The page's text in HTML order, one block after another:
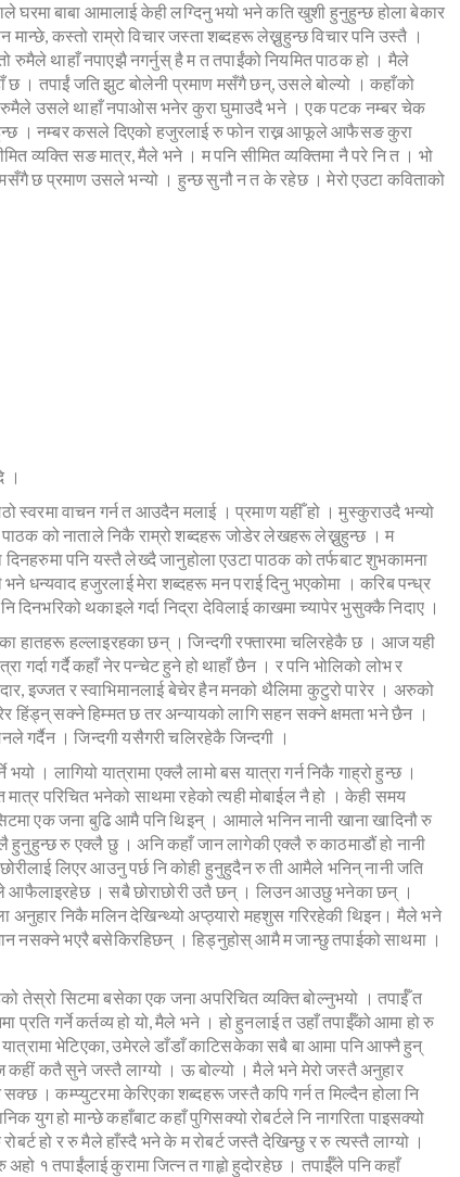
घरमा बाबा आमालाई केही लग्दिनु भयो भने कति खुशी हुनुहुन्छ होला बेकार
कस्तो राम्रो विचार जस्ता शब्दहरू लेख्नुहुन्छ विचार पनि उस्तै ।
थाहाँ नपाएझै नगर्नुस् है म त तपाईंको नियमित पाठक हो । मैले
छ । तपाईं जति झुट बोलेनी प्रमाण मसँगै छन्, उसले बोल्यो । कहाँको
उसले थाहाँ नपाओस भनेर कुरा घुमाउदै भने । एक पटक नम्बर चेक
। नम्बर कसले दिएको हजुरलाई रु फोन राख्न आफूले आफैसङ कुरा
व्यक्ति सङ मात्र, मैले भने । म पनि सीमित व्यक्तिमा नै परे नि त । भो
मसँगै छ प्रमाण उसले भन्यो । हुन्छ सुनौ न त के रहेछ । मेरो एउटा कविताको
।
स्वरमा वाचन गर्न त आउदैन मलाई । प्रमाण यहीँ हो । मुस्कुराउदै भन्यो
पाठक को नाताले निकै राम्रो शब्दहरू जोडेर लेखहरू लेख्नुहुन्छ । म
पनि यस्तै लेख्दै जानुहोला एउटा पाठक को तर्फबाट शुभकामना
धन्यवाद हजुरलाई मेरा शब्दहरू मन पराई दिनु भएकोमा । करिब पन्ध्र
थकाइले गर्दा निद्रा देविलाई काखमा च्यापेर भुसुक्कै निदाए ।
हातहरू हल्लाइरहका छन् । जिन्दगी रफ्तारमा चलिरहेकै छ । आज यही
गर्दा गर्दै कहाँ नेर पन्चेट हुने हो थाहाँ छैन । र पनि भोलिको लोभ र
इज्जत र स्वाभिमानलाई बेचेर हैन मनको थैलिमा कुटुरो पारेर । अरुको
सक्ने हिम्मत छ तर अन्यायको लागि सहन सक्ने क्षमता भने छैन ।
गर्दैन । जिन्दगी यसैगरी चलिरहेकै जिन्दगी ।
। लागियो यात्रामा एक्लै लामो बस यात्रा गर्न निकै गाह्रो हुन्छ ।
परिचित भनेको साथमा रहेको त्यही मोबाईल नै हो । केही समय
एक जना बुढि आमै पनि थिइन् । आमाले भनिन नानी खाना खादिनौ रु
रु एक्लै छु । अनि कहाँ जान लागेकी एक्लै रु काठमाडौं हो नानी
लिएर आउनु पर्छ नि कोही हुनुहुदैन रु ती आमैले भनिन् नानी जति
आफैलाइरहेछ । सबै छोराछोरी उतै छन् । लिउन आउछु भनेका छन् ।
अनुहार निकै मलिन देखिन्थ्यो अप्ठ्यारो महशुस गरिरहेकी थिइन। मैले भने
नसक्ने भएरै बसेकिरहिछन् । हिड्नुहोस् आमै म जान्छु तपाईको साथमा ।
तेस्रो सिटमा बसेका एक जना अपरिचित व्यक्ति बोल्नुभयो । तपाईँ त
प्रति गर्ने कर्तव्य हो यो, मैले भने । हो हुनलाई त उहाँ तपाईँको आमा हो रु
भेटिएका, उमेरले डाँडाँ काटिसकेका सबै बा आमा पनि आफ्नै हुन्
कतै सुने जस्तै लाग्यो । ऊ बोल्यो । मैले भने मेरो जस्तै अनुहार
। कम्प्युटरमा केरिएका शब्दहरू जस्तै कपि गर्न त मिल्दैन होला नि
युग हो मान्छे कहाँबाट कहाँ पुगिसक्यो रोबर्टले नि नागरिता पाइसक्यो
हो र रु मैले हाँस्दै भने के म रोबर्ट जस्तै देखिन्छु र रु त्यस्तै लाग्यो ।
१ तपाईंलाई कुरामा जित्न त गाहृो हुदोरहेछ । तपाईँले पनि कहाँ